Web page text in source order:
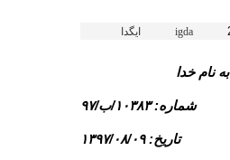
igda ایگدا
به نام خدا
شماره: ۱۰۳۸۳/ب/۹۷
تاریخ: ۱۳۹۷/۰۸/۰۹